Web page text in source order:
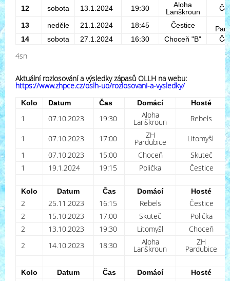
12
sobota 13.1.2024 19:30
Aloha
Lanškroun
13 neděle 21.1.2024 18:45 Čestice
14
sobota 27.1.2024 16:30 Choceň "B"
4sn
Aktuální rozlosování a výsledky zápasů OLLH na webu:
https://www.zhpce.cz/oslh-uo/rozlosovani-a-vysledky/
Kolo Datum Čas Domácí Hosté
1 07.10.2023 19:30 Aloha
Lanškroun Rebels
1 07.10.2023 17:00 ZH
Pardubice
Litomyšl
1
07.10.2023 15:00 Choceň
Skuteč
1
19.1.2024 19:15 Polička Čestice
Kolo Datum Čas Domácí Hosté
2 25.11.2023 16:15 Rebels
Čestice
2
15.10.2023 17:00 Skuteč
Polička
2
13.10.2023 19:30 Litomyšl
Choceň
2
14.10.2023 18:30 Aloha
Lanškroun
ZH
Pardubice
Kolo Datum Čas Domácí Hosté